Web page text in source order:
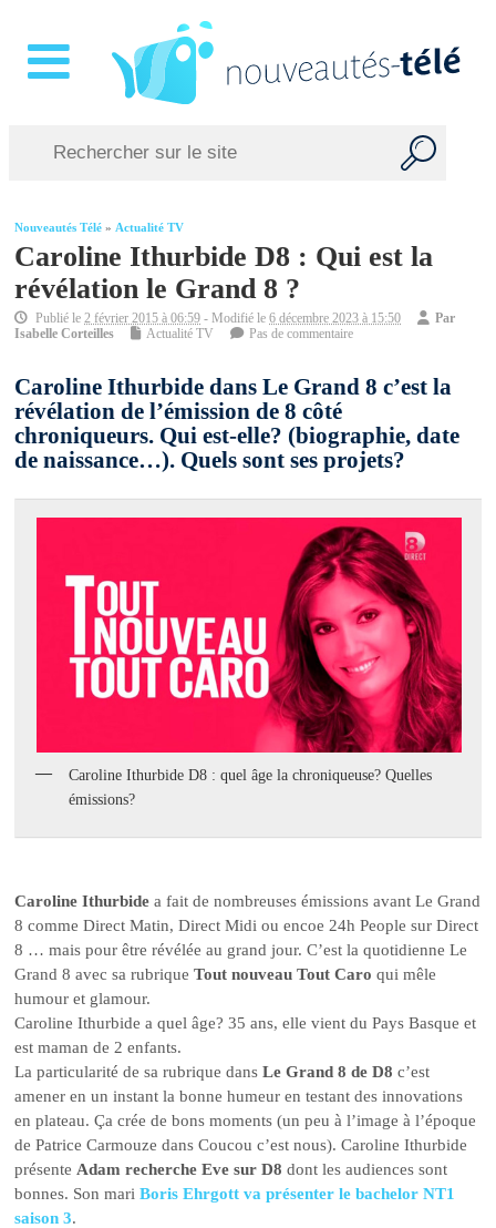
Nouveautés Télé »Actualité TV
Caroline Ithurbide D8 : Qui est la
révélation le Grand 8 ?
Publié le2 février 2015 à 06:59 - Modifié le6 décembre 2023 à 15:50
Par
Isabelle Corteilles
Actualité TV Pas de commentaire
Caroline Ithurbide dans Le Grand 8 c’est la
révélation de l’émission de 8 côté
chroniqueurs. Qui est-elle? (biographie, date
de naissance…). Quels sont ses projets?
Caroline Ithurbide D8 : quel âge la chroniqueuse? Quelles
émissions?
Caroline Ithurbide a fait de nombreuses émissions avant Le Grand
8 comme Direct Matin, Direct Midi ou encoe 24h People sur Direct
8 … mais pour être révélée au grand jour. C’est la quotidienne Le
Grand 8 avec sa rubriqueTout nouveau Tout Caro qui mêle
humour et glamour.
Caroline Ithurbide a quel âge? 35 ans, elle vient du Pays Basque et
est maman de 2 enfants.
La particularité de sa rubrique dansLe Grand 8 de D8c’est
amener en un instant la bonne humeur en testant des innovations
en plateau. Ça crée de bons moments (un peu à l’image à l’époque
de Patrice Carmouze dans Coucou c’est nous). Caroline Ithurbide
présente Adam recherche Eve sur D8 dont les audiences sont
bonnes. Son mariBoris Ehrgott va présenter le bachelor NT1
saison 3.